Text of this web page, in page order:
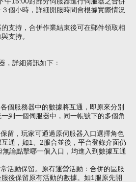
個小時，詳細開服時間會根據實際情況
支持，合併作業結束後可在郵件領取相
支持。
，詳細資訊如下：
個服務器中的數據將互通，即原來分別
到一個伺服器中，同一帳號下的多個角
留，玩家可通過原伺服器入口選擇角色
通，如1、2服合並後，平台登錄介面仍
論點擊哪一個入口，均進入到數據互通
活動保留。原有運營活動：合併的區服
後保留原有活動的數據。如1服原先開